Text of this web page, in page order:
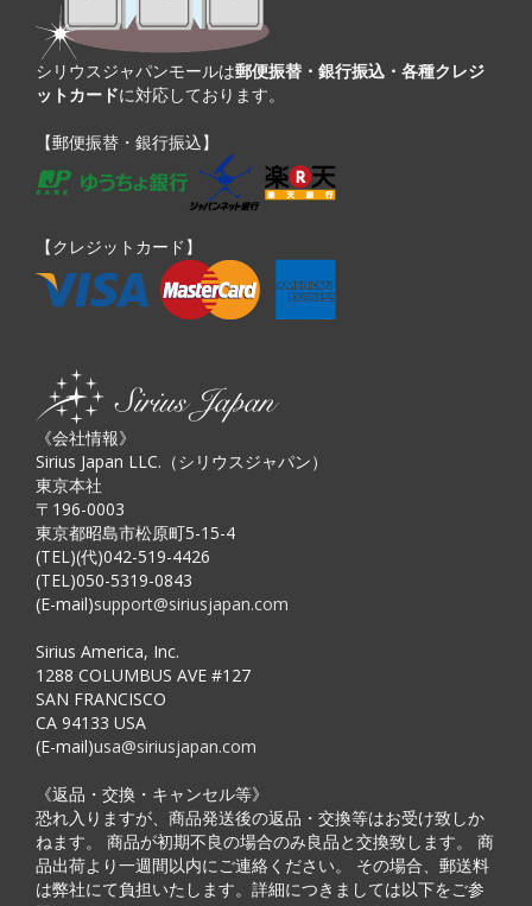
シリウスジャパンモールは郵便振替・銀行振込・各種クレジ
ットカードに対応しております。
【郵便振替・銀行振込】
【クレジットカード】
《会社情報》
Sirius Japan LLC.（シリウスジャパン）
東京本社
〒196-0003
東京都昭島市松原町5-15-4
(TEL)(代)042-519-4426
(TEL)050-5319-0843
(E-mail)support@siriusjapan.com
Sirius America, Inc.
1288 COLUMBUS AVE #127
SAN FRANCISCO
CA 94133 USA
(E-mail)usa@siriusjapan.com
《返品・交換・キャンセル等》
恐れ入りますが、商品発送後の返品・交換等はお受け致しか
ねます。 商品が初期不良の場合のみ良品と交換致します。 商
品出荷より一週間以内にご連絡ください。 その場合、郵送料
は弊社にて負担いたします。詳細につきましては以下をご参